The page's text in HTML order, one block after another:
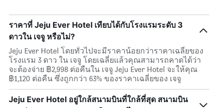
ราคาที่ Jeju Ever Hotel เทียบได้กับโรงแรมระดับ 3
ดาวใน เจจู หรือไม่?
Jeju Ever Hotel โดยทั่วไปจะมีราคาน้อยกว่าราคาเฉลี่ยของ
โรงแรม 3 ดาว ใน เจจู โดยเฉลี่ยแล้วคุณสามารถคาดได้ว่า
จะต้องจ่าย ฿2,998 ต่อคืนใน เจจู Jeju Ever Hotel จะให้คุณ
฿1,120 ต่อคืน ซึ่งถูกกว่า 63% ของราคาเฉลี่ยของ เจจู
Jeju Ever Hotel อยู่ใกล้สนามบินที่ใกล้ที่สุด สนามบิน